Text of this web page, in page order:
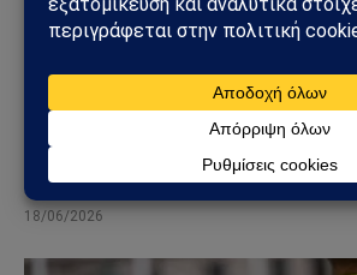
Μάζης: «Ο άξονας Ελλάδα – Κρήτη
το μεγάλο γεωπολιτικό όπλο του
(Βίντεο)
18/06/2026